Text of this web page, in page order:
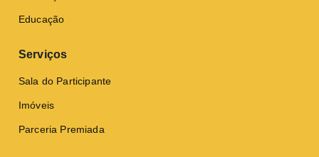
Educação
Serviços
Sala do Participante
Imóveis
Parceria Premiada